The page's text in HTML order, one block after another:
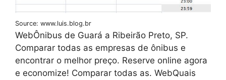
Source: www.luis.blog.br
WebÔnibus de Guará a Ribeirão Preto, SP.
Comparar todas as empresas de ônibus e
encontrar o melhor preço. Reserve online agora
e economize! Comparar todas as. WebQuais